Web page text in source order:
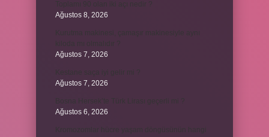
Ağustos 8, 2026
Ağustos 7, 2026
Ağustos 7, 2026
Ağustos 6, 2026